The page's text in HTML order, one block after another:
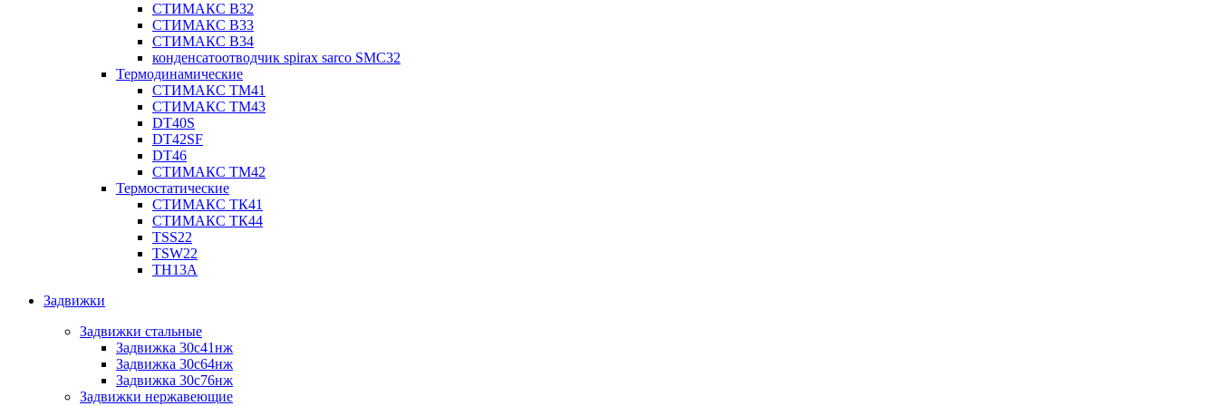
СТИМАКС В32
СТИМАКС В33
СТИМАКС B34
конденсатоотводчик spirax sarco SMC32
Термодинамические
СТИМАКС ТМ41
СТИМАКС ТМ43
DT40S
DT42SF
DT46
СТИМАКС ТМ42
Термостатические
СТИМАКС ТК41
СТИМАКС ТК44
TSS22
TSW22
TH13A
Задвижки
Задвижки стальные
Задвижка 30с41нж
Задвижка 30с64нж
Задвижка 30с76нж
Задвижки нержавеющие